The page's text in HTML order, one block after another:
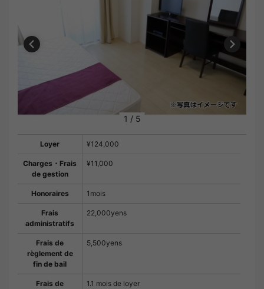
1 / 5
Loyer ¥124,000
Charges・Frais
de gestion
¥11,000
Honoraires 1mois
Frais
administratifs
22,000yens
Frais de
règlement de
fin de bail
5,500yens
Frais de
1.1 mois de loyer